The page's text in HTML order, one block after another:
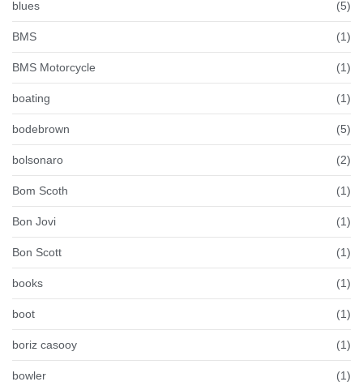
blues (5)
BMS (1)
BMS Motorcycle (1)
boating (1)
bodebrown (5)
bolsonaro (2)
Bom Scoth (1)
Bon Jovi (1)
Bon Scott (1)
books (1)
boot (1)
boriz casooy (1)
bowler (1)